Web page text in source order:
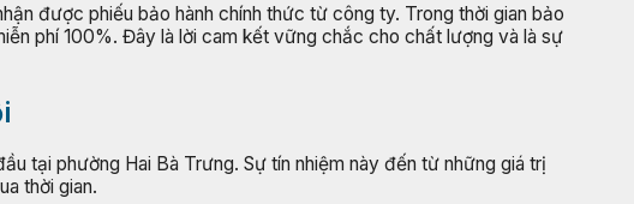
được phiếu bảo hành chính thức từ công ty. Trong thời gian bảo
phí 100%. Đây là lời cam kết vững chắc cho chất lượng và là sự
tại phường Hai Bà Trưng. Sự tín nhiệm này đến từ những giá trị
thời gian.